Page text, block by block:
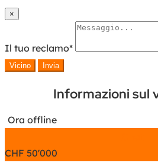
×
Il tuo reclamo*
Vicino Invia
Informazioni sul
Ora offline
CHF 50'000